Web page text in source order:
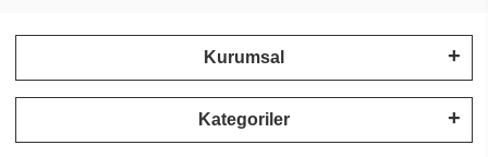
Kurumsal
Kategoriler